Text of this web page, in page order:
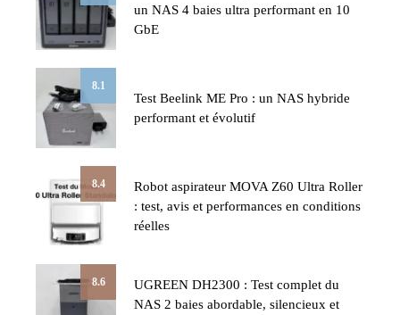
un NAS 4 baies ultra performant en 10
GbE
8.1
Test Beelink ME Pro : un NAS hybride
performant et évolutif
8.4
Robot aspirateur MOVA Z60 Ultra Roller
: test, avis et performances en conditions
réelles
8.6
UGREEN DH2300 : Test complet du
NAS 2 baies abordable, silencieux et